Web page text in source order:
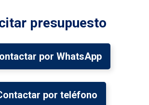
presupuesto
por WhatsApp
por teléfono